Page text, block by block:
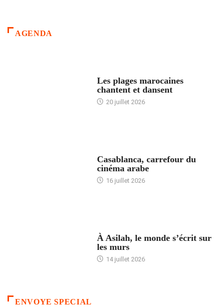
AGENDA
Les plages marocaines
chantent et dansent
20 juillet 2026
Casablanca, carrefour du
cinéma arabe
16 juillet 2026
À Asilah, le monde s’écrit sur
les murs
14 juillet 2026
ENVOYE SPECIAL